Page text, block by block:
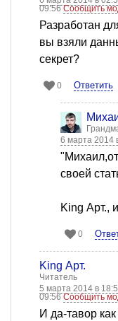
09:56Сообщить
Разработан
вы взяли
секрет?
0 Ответить
6 марта 2014
своей
King Арт.,
0
King Арт.
Читатель
5 марта 2014 в
09:56Сообщить
И да-тавор